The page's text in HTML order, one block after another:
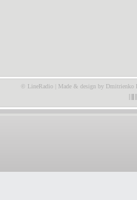
© LineRadio | Made & design by Dmitrienko